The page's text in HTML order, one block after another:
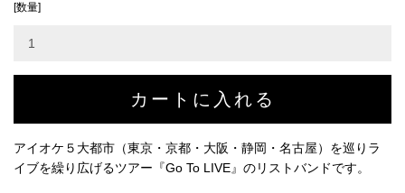
[数量]
アイオケ５大都市（東京・京都・大阪・静岡・名古屋）を巡りラ
イブを繰り広げるツアー『Go To LIVE』のリストバンドです。